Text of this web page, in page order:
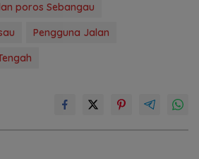
poros Sebangau
Pengguna Jalan